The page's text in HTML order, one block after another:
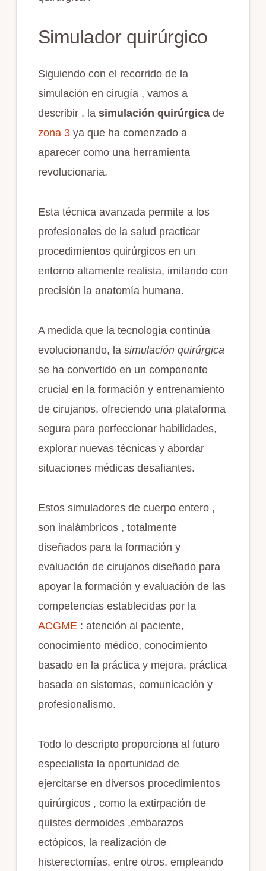
Simulador quirúrgico
Siguiendo con el recorrido de la
simulación en cirugía , vamos a
describir , la simulación quirúrgica de
zona 3 ya que ha comenzado a
aparecer como una herramienta
revolucionaria.
Esta técnica avanzada permite a los
profesionales de la salud practicar
procedimientos quirúrgicos en un
entorno altamente realista, imitando con
precisión la anatomía humana.
A medida que la tecnología continúa
evolucionando, la simulación quirúrgica
se ha convertido en un componente
crucial en la formación y entrenamiento
de cirujanos, ofreciendo una plataforma
segura para perfeccionar habilidades,
explorar nuevas técnicas y abordar
situaciones médicas desafiantes.
Estos simuladores de cuerpo entero ,
son inalámbricos , totalmente
diseñados para la formación y
evaluación de cirujanos diseñado para
apoyar la formación y evaluación de las
competencias establecidas por la
ACGME : atención al paciente,
conocimiento médico, conocimiento
basado en la práctica y mejora, práctica
basada en sistemas, comunicación y
profesionalismo.
Todo lo descripto proporciona al futuro
especialista la oportunidad de
ejercitarse en diversos procedimientos
quirúrgicos , como la extirpación de
quistes dermoides ,embarazos
ectópicos, la realización de
histerectomías, entre otros, empleando